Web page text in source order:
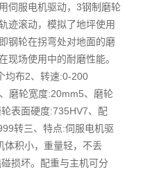
伺服电机驱动，3钢制磨轮
迹滚动，模拟了地坪使用
钢轮在拐弯处对地面的磨
现场使用中的耐磨性能。
均布2、转速:0-200
磨轮宽度:20mm5、磨轮
表面硬度:735HV7、配
转三、特点:伺服电机驱
体积小，重量轻，不丢
损坏。配重与主机可分